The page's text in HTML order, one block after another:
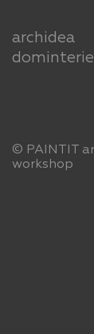
archidea
© PAINTIT
workshop